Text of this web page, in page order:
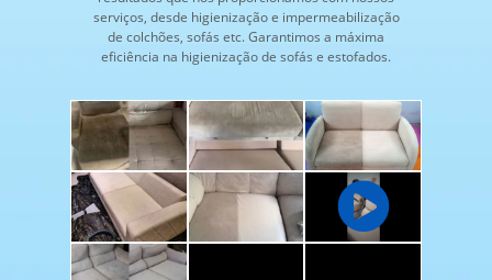
serviços, desde higienização e impermeabilização
de colchões, sofás etc. Garantimos a máxima
eficiência na higienização de sofás e estofados.